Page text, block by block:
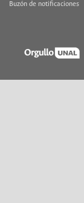
Buzón de notificaciones